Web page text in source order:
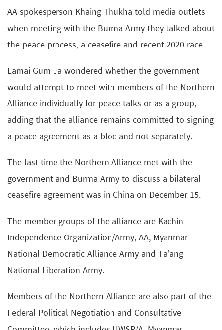
AA spokesperson Khaing Thukha told media outlets
when meeting with the Burma Army they talked about
the peace process, a ceasefire and recent 2020 race.
Lamai Gum Ja wondered whether the government
would attempt to meet with members of the Northern
Alliance individually for peace talks or as a group,
adding that the alliance remains committed to signing
a peace agreement as a bloc and not separately.
The last time the Northern Alliance met with the
government and Burma Army to discuss a bilateral
ceasefire agreement was in China on December 15.
The member groups of the alliance are Kachin
Independence Organization/Army, AA, Myanmar
National Democratic Alliance Army and Ta’ang
National Liberation Army.
Members of the Northern Alliance are also part of the
Federal Political Negotiation and Consultative